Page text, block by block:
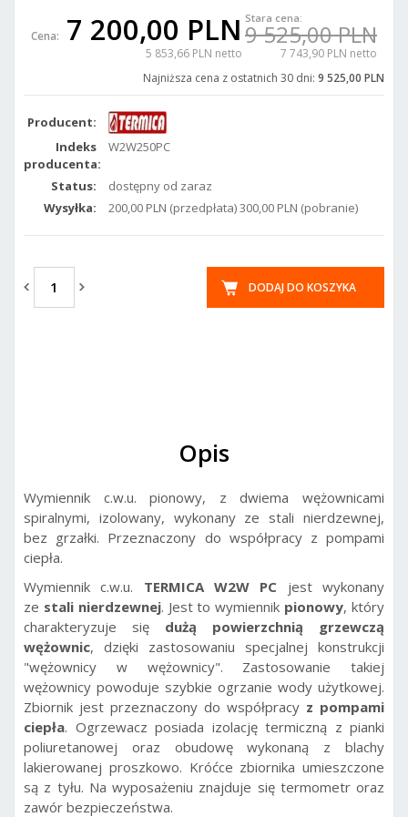
Cena: 7 200,00 PLN
5 853,66 PLN netto
Stara cena:
9 525,00 PLN
7 743,90 PLN netto
Najniższa cena z ostatnich 30 dni: 9 525,00 PLN
Producent:
Indeks
producenta:
W2W250PC
Status:
dostępny od zaraz
Wysyłka:
200,00 PLN (przedpłata) 300,00 PLN (pobranie)
DODAJ DO KOSZYKA
Opis
Wymiennik c.w.u. pionowy, z dwiema wężownicami
spiralnymi, izolowany, wykonany ze stali nierdzewnej,
bez grzałki. Przeznaczony do współpracy z pompami
ciepła.
Wymiennik c.w.u. TERMICA W2W PC jest wykonany
ze stali nierdzewnej. Jest to wymiennik pionowy, który
charakteryzuje się dużą powierzchnią grzewczą
wężownic, dzięki zastosowaniu specjalnej konstrukcji
"wężownicy w wężownicy". Zastosowanie takiej
wężownicy powoduje szybkie ogrzanie wody użytkowej.
Zbiornik jest przeznaczony do współpracy z pompami
ciepła. Ogrzewacz posiada izolację termiczną z pianki
poliuretanowej oraz obudowę wykonaną z blachy
lakierowanej proszkowo. Króćce zbiornika umieszczone
są z tyłu. Na wyposażeniu znajduje się termometr oraz
zawór bezpieczeństwa.